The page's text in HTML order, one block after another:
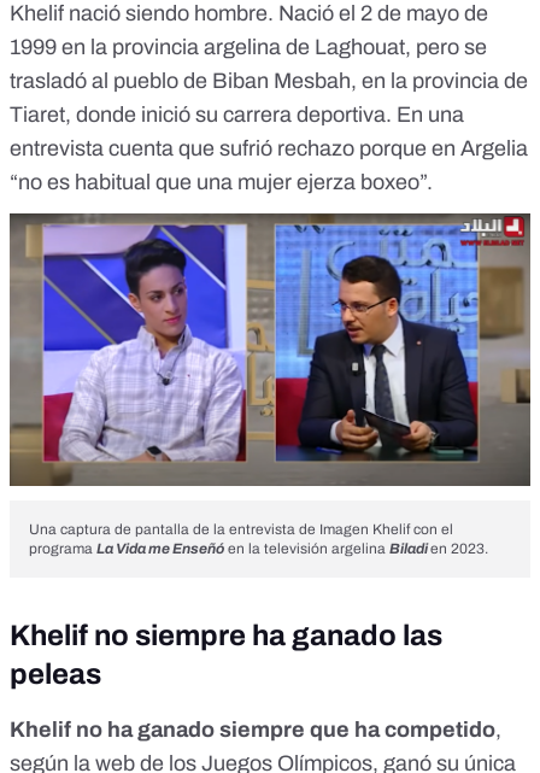
Khelif nació siendo hombre. Nació el 2 de mayo de
1999 en la provincia argelina de Laghouat, pero se
trasladó al pueblo de Biban Mesbah, en la provincia de
Tiaret, donde inició su carrera deportiva. En una
entrevista cuenta que sufrió rechazo porque en Argelia
“no es habitual que una mujer ejerza boxeo”.
Una captura de pantalla de la entrevista de Imagen Khelif con el
programa La Vida me Enseñó en la televisión argelina Biladien 2023.
Khelif no siempre ha ganado las
peleas
Khelif no ha ganado siempre que ha competido,
según la web de los Juegos Olímpicos, ganó su única